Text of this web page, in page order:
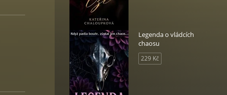
Legenda o vládcích
chaosu
229 Kč